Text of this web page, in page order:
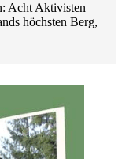
Acht Aktivisten
höchsten Berg,